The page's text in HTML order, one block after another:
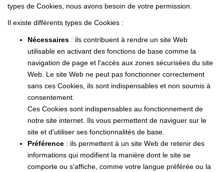
types de Cookies, nous avons besoin de votre permission.
Il existe différents types de Cookies :
Nécessaires : ils contribuent à rendre un site Web
utilisable en activant des fonctions de base comme la
navigation de page et l'accès aux zones sécurisées du site
Web. Le site Web ne peut pas fonctionner correctement
sans ces Cookies, ils sont indispensables et non soumis à
consentement.
Ces Cookies sont indispensables au fonctionnement de
notre site internet. Ils vous permettent de naviguer sur le
site et d'utiliser ses fonctionnalités de base.
Préférence : ils permettent à un site Web de retenir des
informations qui modifient la manière dont le site se
comporte ou s'affiche, comme votre langue préférée ou la